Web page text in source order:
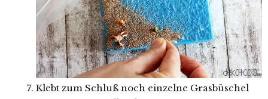
Klebt zum Schluß noch einzelne Grasbüschel